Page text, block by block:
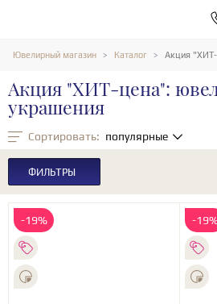
Ювелирный магазин Каталог Акция
Акция "ХИТ-цена":
украшения
Сортировать: популярные
ФИЛЬТРЫ
-19% -